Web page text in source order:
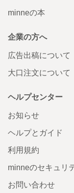
minneの本
企業の方へ
広告出稿について
大口注文について
ヘルプセンター
お知らせ
ヘルプとガイド
利用規約
minneのセキュリ
お問い合わせ